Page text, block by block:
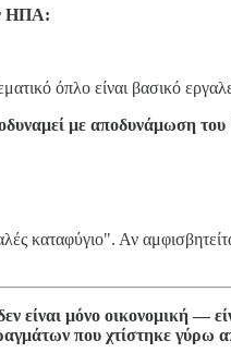
ΗΠΑ:
όπλο είναι βασικό
με αποδυνάμωση
καταφύγιο". Αν
είναι μόνο οικονομική —
που χτίστηκε γύρω